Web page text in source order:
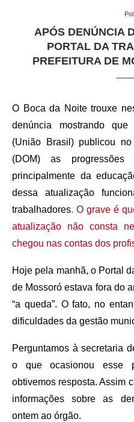
APÓS DENÚNCIA
PORTAL DA
PREFEITURA DE
O Boca da Noite trouxe
denúncia mostrando
(União Brasil) publicou
(DOM) as progressões
principalmente da
dessa atualização
trabalhadores. O grave é
atualização não consta
chegou nas contas dos
Hoje pela manhã, o Portal
de Mossoró estava fora do
“a queda”. O fato, no
dificuldades da gestão
Perguntamos à secretaria
o que ocasionou esse
obtivemos resposta. Assim
informações sobre as
ontem ao órgão.